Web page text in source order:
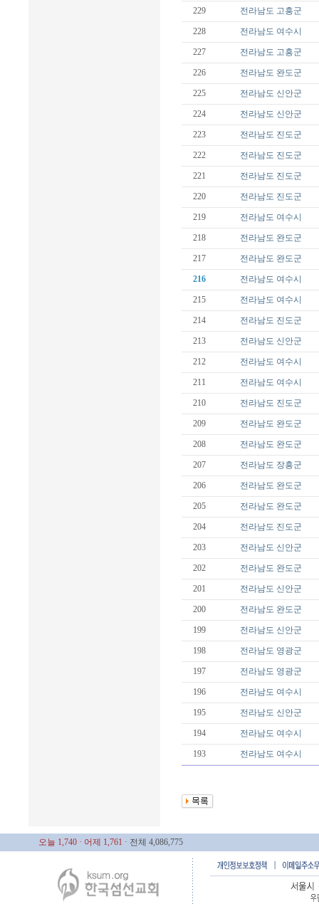
229 전라남도 고흥군
228 전라남도 여수시
227 전라남도 고흥군
226 전라남도 완도군
225 전라남도 신안군
224 전라남도 신안군
223 전라남도 진도군
222 전라남도 진도군
221 전라남도 진도군
220 전라남도 진도군
219 전라남도 여수시
218 전라남도 완도군
217 전라남도 완도군
216 전라남도 여수시
215 전라남도 여수시
214 전라남도 진도군
213 전라남도 신안군
212 전라남도 여수시
211 전라남도 여수시
210 전라남도 진도군
209 전라남도 완도군
208 전라남도 완도군
207 전라남도 장흥군
206 전라남도 완도군
205 전라남도 완도군
204 전라남도 진도군
203 전라남도 신안군
202 전라남도 완도군
201 전라남도 신안군
200 전라남도 완도군
199 전라남도 신안군
198 전라남도 영광군
197 전라남도 영광군
196 전라남도 여수시
195 전라남도 신안군
194 전라남도 여수시
193 전라남도 여수시
오늘 1,740 · 어제 1,761 · 전체 4,086,775